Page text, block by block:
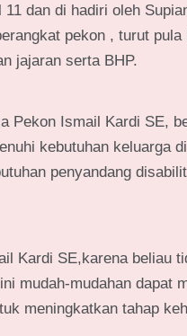
dan di hadiri oleh
pekon , turut
jajaran serta BHP.
Pekon Ismail Kardi SE,
kebutuhan keluarga
penyandang
Kardi SE,karena beliau
mudah-mudahan dapat
meningkatkan tahap